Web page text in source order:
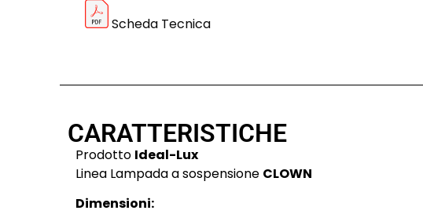
Scheda Tecnica
CARATTERISTICHE
Prodotto Ideal-Lux
Linea Lampada a sospensione CLOWN
Dimensioni: